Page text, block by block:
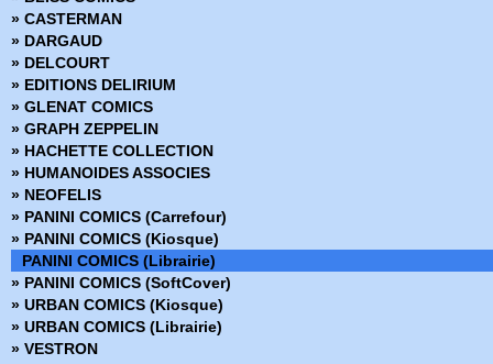
» Best Sellers
» Black, White & Blood
» Boom Studios
» Buffy contre les vampires
» Buffy contre les vampires Saison 8
» Coffret Panini Comics
» Collection inconnue
» Conan (2009)
» Conan Colossal
» Conan le barbare (2019)
» Conan le barbare (2024)
» Dark Horse
» Dark Side
» DC Absolute
» DC Anthologie
» DC Archives
» CASTERMAN
» DARGAUD
» DELCOURT
» EDITIONS DELIRIUM
» GLENAT COMICS
» GRAPH ZEPPELIN
» HACHETTE COLLECTION
» HUMANOIDES ASSOCIES
» NEOFELIS
» PANINI COMICS (Carrefour)
» PANINI COMICS (Kiosque)
PANINI COMICS (Librairie)
» PANINI COMICS (SoftCover)
» URBAN COMICS (Kiosque)
» URBAN COMICS (Librairie)
» VESTRON